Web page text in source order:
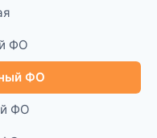
ФО
ФО
ФО